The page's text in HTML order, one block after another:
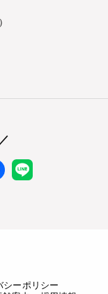
シーポリシー